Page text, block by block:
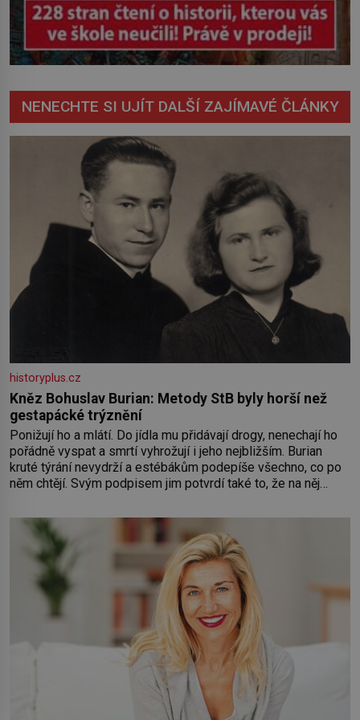
NENECHTE SI UJÍT DALŠÍ ZAJÍMAVÉ ČLÁNKY
historyplus.cz
Kněz Bohuslav Burian: Metody StB byly horší než
gestapácké trýznění
Ponižují ho a mlátí. Do jídla mu přidávají drogy, nenechají ho
pořádně vyspat a smrtí vyhrožují i jeho nejbližším. Burian
kruté týrání nevydrží a estébákům podepíše všechno, co po
něm chtějí. Svým podpisem jim potvrdí také to, že na něj
Syn brněnského řezníka chce být knězem a